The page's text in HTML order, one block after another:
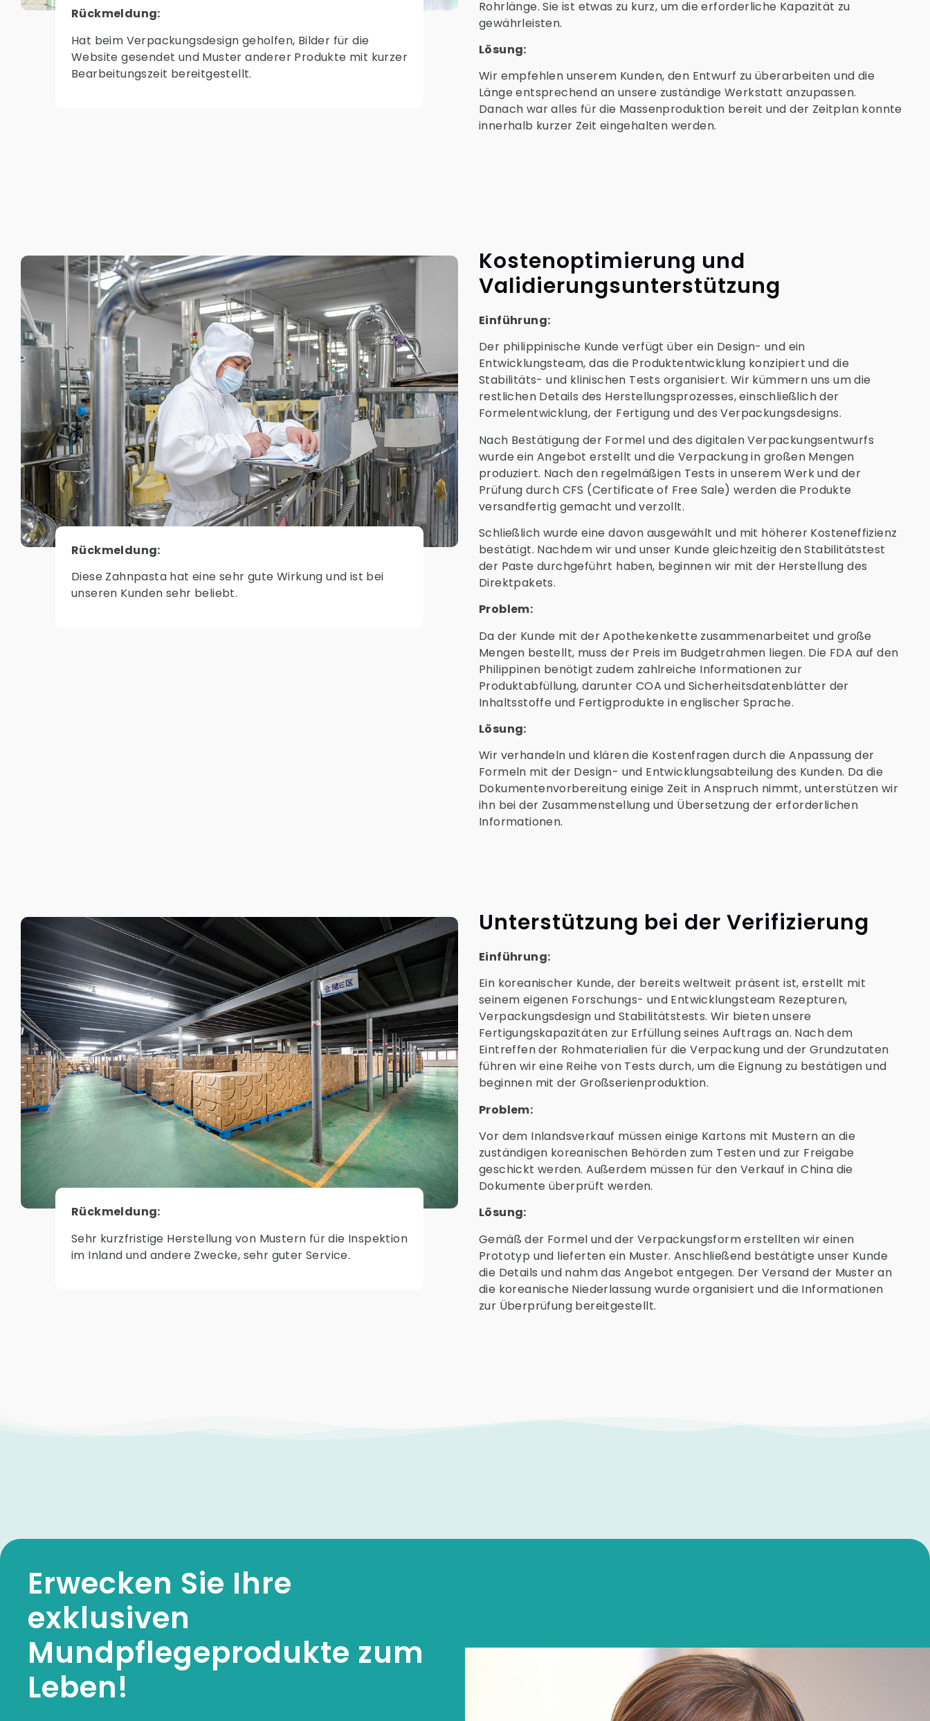
Rückmeldung:
Hat beim Verpackungsdesign geholfen, Bilder für die
Website gesendet und Muster anderer Produkte mit kurzer
Bearbeitungszeit bereitgestellt.
Rohrlänge. Sie ist etwas zu kurz, um die erforderliche Kapazität zu
gewährleisten.
Lösung:
Wir empfehlen unserem Kunden, den Entwurf zu überarbeiten und die
Länge entsprechend an unsere zuständige Werkstatt anzupassen.
Danach war alles für die Massenproduktion bereit und der Zeitplan konnte
innerhalb kurzer Zeit eingehalten werden.
Rückmeldung:
Diese Zahnpasta hat eine sehr gute Wirkung und ist bei
unseren Kunden sehr beliebt.
Kostenoptimierung und
Validierungsunterstützung
Einführung:
Der philippinische Kunde verfügt über ein Design- und ein
Entwicklungsteam, das die Produktentwicklung konzipiert und die
Stabilitäts- und klinischen Tests organisiert. Wir kümmern uns um die
restlichen Details des Herstellungsprozesses, einschließlich der
Formelentwicklung, der Fertigung und des Verpackungsdesigns.
Nach Bestätigung der Formel und des digitalen Verpackungsentwurfs
wurde ein Angebot erstellt und die Verpackung in großen Mengen
produziert. Nach den regelmäßigen Tests in unserem Werk und der
Prüfung durch CFS (Certificate of Free Sale) werden die Produkte
versandfertig gemacht und verzollt.
Schließlich wurde eine davon ausgewählt und mit höherer Kosteneffizienz
bestätigt. Nachdem wir und unser Kunde gleichzeitig den Stabilitätstest
der Paste durchgeführt haben, beginnen wir mit der Herstellung des
Direktpakets.
Problem:
Da der Kunde mit der Apothekenkette zusammenarbeitet und große
Mengen bestellt, muss der Preis im Budgetrahmen liegen. Die FDA auf den
Philippinen benötigt zudem zahlreiche Informationen zur
Produktabfüllung, darunter COA und Sicherheitsdatenblätter der
Inhaltsstoffe und Fertigprodukte in englischer Sprache.
Lösung:
Wir verhandeln und klären die Kostenfragen durch die Anpassung der
Formeln mit der Design- und Entwicklungsabteilung des Kunden. Da die
Dokumentenvorbereitung einige Zeit in Anspruch nimmt, unterstützen wir
ihn bei der Zusammenstellung und Übersetzung der erforderlichen
Informationen.
Rückmeldung:
Sehr kurzfristige Herstellung von Mustern für die Inspektion
im Inland und andere Zwecke, sehr guter Service.
Unterstützung bei der Verifizierung
Einführung:
Ein koreanischer Kunde, der bereits weltweit präsent ist, erstellt mit
seinem eigenen Forschungs- und Entwicklungsteam Rezepturen,
Verpackungsdesign und Stabilitätstests. Wir bieten unsere
Fertigungskapazitäten zur Erfüllung seines Auftrags an. Nach dem
Eintreffen der Rohmaterialien für die Verpackung und der Grundzutaten
führen wir eine Reihe von Tests durch, um die Eignung zu bestätigen und
beginnen mit der Großserienproduktion.
Problem:
Vor dem Inlandsverkauf müssen einige Kartons mit Mustern an die
zuständigen koreanischen Behörden zum Testen und zur Freigabe
geschickt werden. Außerdem müssen für den Verkauf in China die
Dokumente überprüft werden.
Lösung:
Gemäß der Formel und der Verpackungsform erstellten wir einen
Prototyp und lieferten ein Muster. Anschließend bestätigte unser Kunde
die Details und nahm das Angebot entgegen. Der Versand der Muster an
die koreanische Niederlassung wurde organisiert und die Informationen
zur Überprüfung bereitgestellt.
Erwecken Sie Ihre
exklusiven
Mundpflegeprodukte zum
Leben!